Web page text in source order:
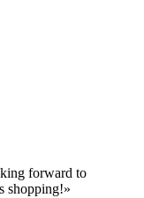
forward to
shopping!»